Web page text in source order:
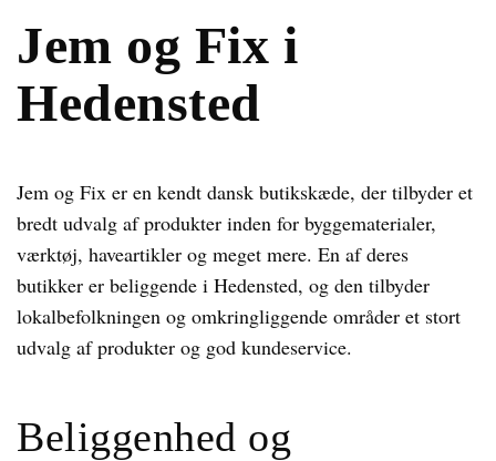
Jem og Fix i
Hedensted
Jem og Fix er en kendt dansk butikskæde, der tilbyder et
bredt udvalg af produkter inden for byggematerialer,
værktøj, haveartikler og meget mere. En af deres
butikker er beliggende i Hedensted, og den tilbyder
lokalbefolkningen og omkringliggende områder et stort
udvalg af produkter og god kundeservice.
Beliggenhed og